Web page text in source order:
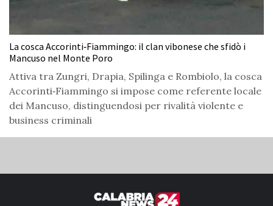
La cosca Accorinti‑Fiammingo: il clan vibonese che sfidò i
Mancuso nel Monte Poro
Attiva tra Zungri, Drapia, Spilinga e Rombiolo, la cosca
Accorinti‑Fiammingo si impose come referente locale
dei Mancuso, distinguendosi per rivalità violente e
business criminali